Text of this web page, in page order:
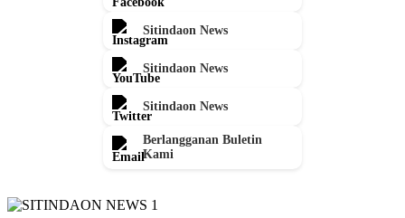
Sitindaon News
Sitindaon News
Sitindaon News
Berlangganan Buletin
Kami